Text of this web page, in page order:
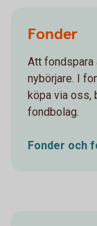
Fonder
Att fondspara
nybörjare. I
köpa via oss,
fondbolag.
Fonder och